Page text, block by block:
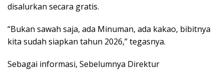
disalurkan secara gratis.
“Bukan sawah saja, ada Minuman, ada kakao, bibitnya
kita sudah siapkan tahun 2026,” tegasnya.
Sebagai informasi, Sebelumnya Direktur